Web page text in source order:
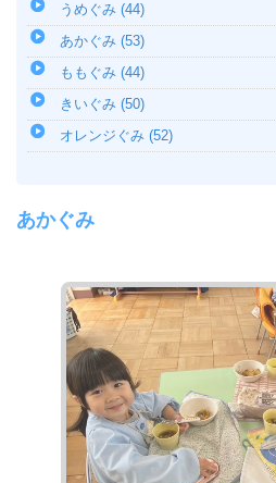
うめぐみ (44)
あかぐみ (53)
ももぐみ (44)
きいぐみ (50)
オレンジぐみ (52)
あかぐみ